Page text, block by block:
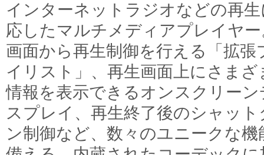
インターネットラジオなどの再
応したマルチメディアプレイヤ
画面から再生制御を行える「拡張
イリスト」、再生画面上にさまざ
情報を表示できるオンスクリーン
スプレイ、再生終了後のシャット
ン制御など、数々のユニークな機